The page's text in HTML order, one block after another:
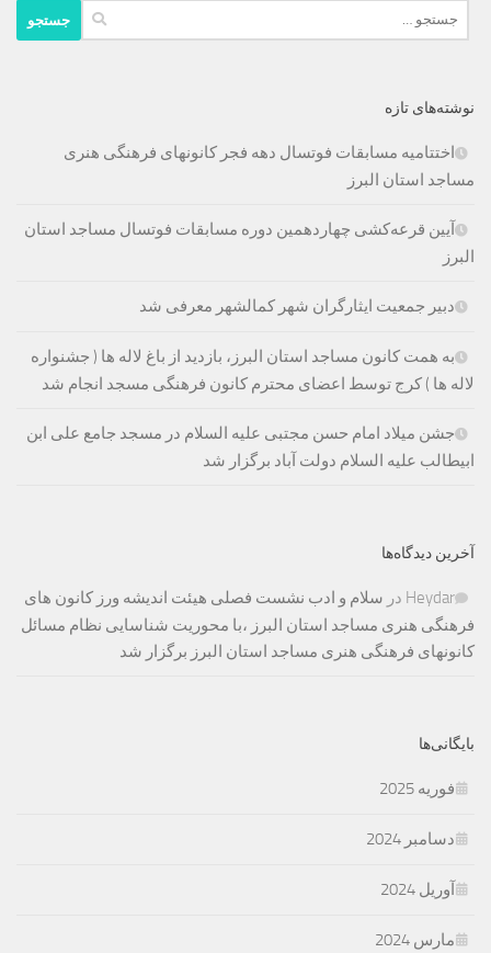
برای:
نوشته‌های تازه
اختتامیه مسابقات فوتسال دهه فجر کانونهای فرهنگی هنری
مساجد استان البرز
آیین قرعه‌کشی چهاردهمین دوره‌ مسابقات فوتسال مساجد استان
البرز
دبیر جمعیت ایثارگران شهر کمالشهر معرفی شد
به همت کانون مساجد استان البرز، بازدید از باغ لاله ها ( جشنواره
لاله ها ) کرج توسط اعضای محترم کانون فرهنگی مسجد انجام شد
جشن میلاد امام حسن مجتبی علیه السلام در مسجد جامع علی ابن
ابیطالب علیه السلام دولت آباد برگزار شد
آخرین دیدگاه‌ها
Heydar در سلام و ادب نشست فصلی هیئت اندیشه ورز کانون های
فرهنگی هنری مساجد استان البرز ،با محوریت شناسایی نظام مسائل
کانونهای فرهنگی هنری مساجد استان البرز برگزار شد
بایگانی‌ها
فوریه 2025
دسامبر 2024
آوریل 2024
مارس 2024